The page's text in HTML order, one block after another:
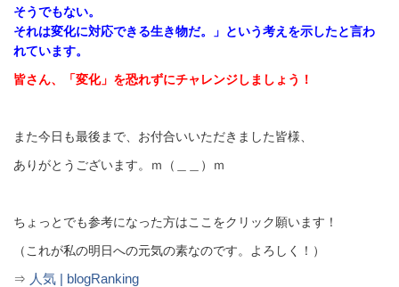
そうでもない。
それは変化に対応できる生き物だ。」という考えを示したと言わ
れています。
皆さん、「変化」を恐れずにチャレンジしましょう！
また今日も最後まで、お付合いいただきました皆様、
ありがとうございます。ｍ（＿＿）ｍ
ちょっとでも参考になった方はここをクリック願います！
（これが私の明日への元気の素なのです。よろしく！）
⇒ 人気 | blogRanking